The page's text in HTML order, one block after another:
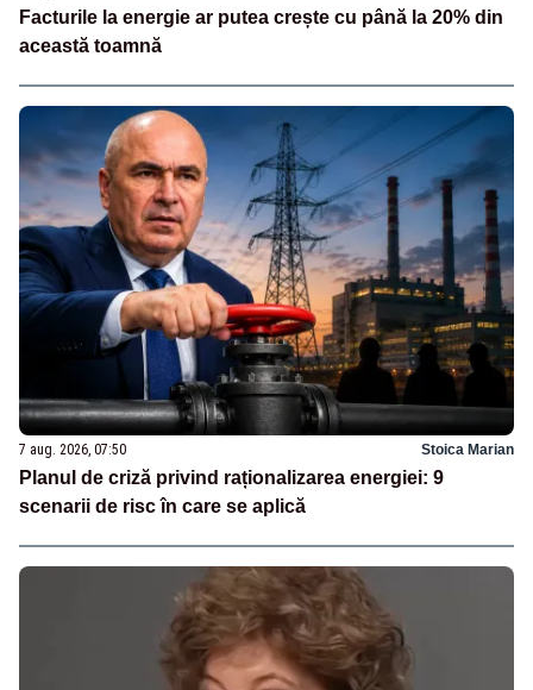
Facturile la energie ar putea crește cu până la 20% din
această toamnă
7 aug. 2026, 07:50 Stoica Marian
Planul de criză privind raționalizarea energiei: 9
scenarii de risc în care se aplică